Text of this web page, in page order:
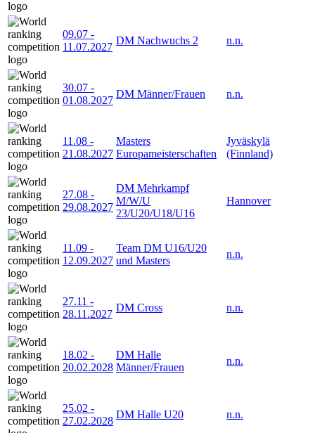
09.07 -
11.07.2027
DM Nachwuchs 2 n.n.
30.07 -
01.08.2027
DM Männer/Frauen n.n.
11.08 -
21.08.2027
Masters
Europameisterschaften
Jyväskylä
(Finnland)
27.08 -
29.08.2027
DM Mehrkampf
M/W/U
23/U20/U18/U16
Hannover
11.09 -
12.09.2027
Team DM U16/U20
und Masters
n.n.
27.11 -
28.11.2027
DM Cross n.n.
18.02 -
20.02.2028
DM Halle
Männer/Frauen
n.n.
25.02 -
27.02.2028
DM Halle U20 n.n.